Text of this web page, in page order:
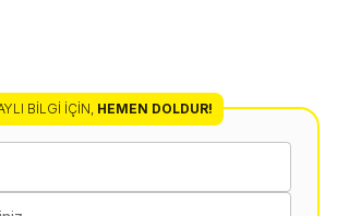
BILGI İÇIN HEMEN DOLDUR!